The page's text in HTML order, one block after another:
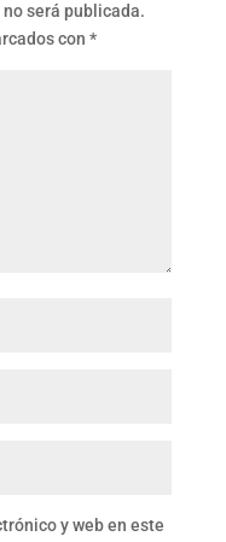
será publicada.
con *
y web en este